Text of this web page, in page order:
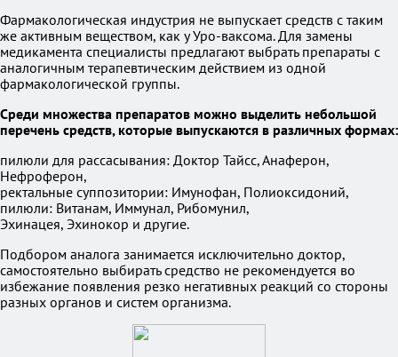
Фармакологическая индустрия не выпускает средств с таким
же активным веществом, как у Уро-ваксома. Для замены
медикамента специалисты предлагают выбрать препараты с
аналогичным терапевтическим действием из одной
фармакологической группы.
Среди множества препаратов можно выделить небольшой
перечень средств, которые выпускаются в различных формах:
пилюли для рассасывания: Доктор Тайсс, Анаферон,
Нефроферон,
ректальные суппозитории: Имунофан, Полиоксидоний,
пилюли: Витанам, Иммунал, Рибомунил,
Эхинацея, Эхинокор и другие.
Подбором аналога занимается исключительно доктор,
самостоятельно выбирать средство не рекомендуется во
избежание появления резко негативных реакций со стороны
разных органов и систем организма.